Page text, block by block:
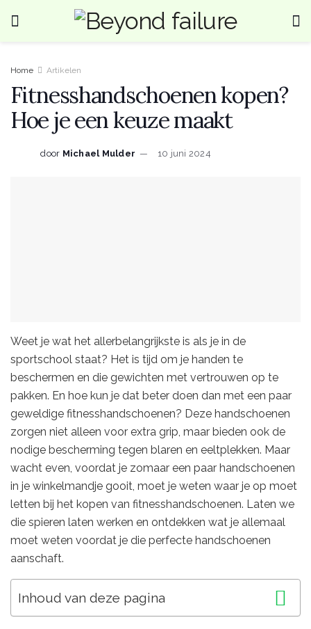
Home Artikelen
Fitnesshandschoenen kopen?
Hoe je een keuze maakt
door Michael Mulder 10 juni 2024
Weet je wat het allerbelangrijkste is als je in de
sportschool staat? Het is tijd om je handen te
beschermen en die gewichten met vertrouwen op te
pakken. En hoe kun je dat beter doen dan met een paar
geweldige fitnesshandschoenen? Deze handschoenen
zorgen niet alleen voor extra grip, maar bieden ook de
nodige bescherming tegen blaren en eeltplekken. Maar
wacht even, voordat je zomaar een paar handschoenen
in je winkelmandje gooit, moet je weten waar je op moet
letten bij het kopen van fitnesshandschoenen. Laten we
die spieren laten werken en ontdekken wat je allemaal
moet weten voordat je die perfecte handschoenen
aanschaft.
Inhoud van deze pagina